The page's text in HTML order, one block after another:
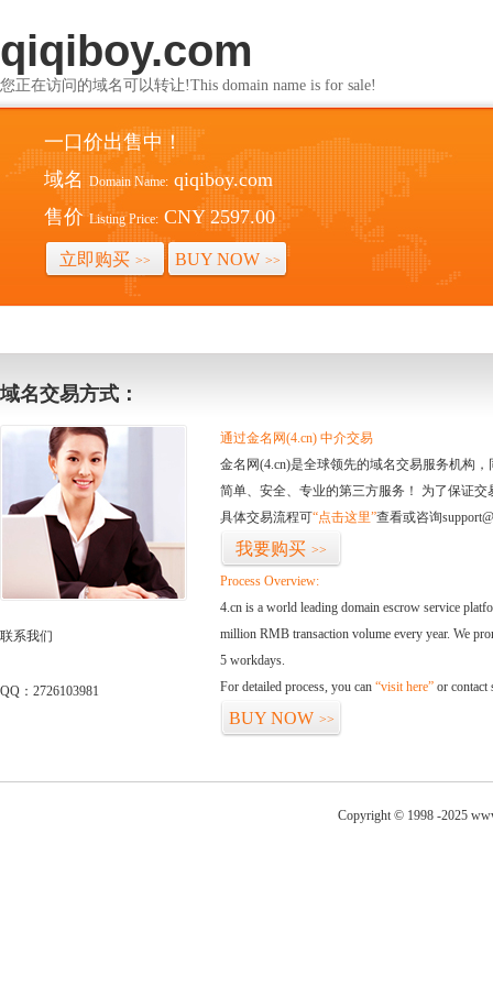
qiqiboy.com
您正在访问的域名可以转让!This domain name is for sale!
一口价出售中！
域名 Domain Name: qiqiboy.com
售价 Listing Price: CNY 2597.00
立即购买 >> BUY NOW >>
域名交易方式：
联系我们
QQ：2726103981
通过金名网(4.cn) 中介交易
金名网(4.cn)是全球领先的域名交易服务机构
简单、安全、专业的第三方服务！ 为了保证
具体交易流程可“点击这里”查看或咨询
我要购买 >>
Process Overview:
4.cn is a world leading domain escrow service
million RMB transaction volume every year. We
5 workdays.
For detailed process, you can “visit here” or contact
BUY NOW >>
Copyright © 1998 -2025